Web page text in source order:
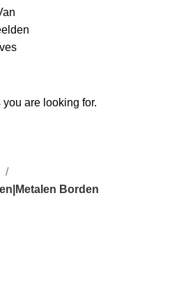
Borden
are looking for.